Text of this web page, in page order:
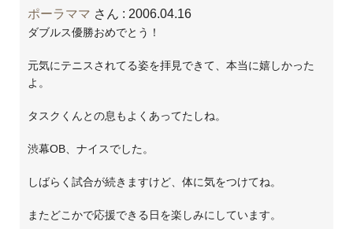
ポーラママ さん : 2006.04.16
ダブルス優勝おめでとう！
元気にテニスされてる姿を拝見できて、本当に嬉しかった
よ。
タスクくんとの息もよくあってたしね。
渋幕OB、ナイスでした。
しばらく試合が続きますけど、体に気をつけてね。
またどこかで応援できる日を楽しみにしています。